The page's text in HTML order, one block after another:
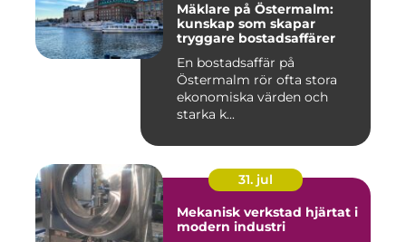
Mäklare på Östermalm:
kunskap som skapar
tryggare bostadsaffärer
En bostadsaffär på
Östermalm rör ofta stora
ekonomiska värden och
starka k...
31. jul
Mekanisk verkstad hjärtat i
modern industri